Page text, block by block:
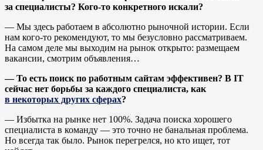
за специалисты? Кого-то конкретного искали?
— Мы здесь работаем в абсолютно рыночной истории. Если
нам кого-то рекомендуют, то мы безусловно рассматриваем.
На самом деле мы выходим на рынок открыто: размещаем
вакансии, смотрим объявления…
— То есть поиск по работным сайтам эффективен? В IT
сейчас нет борьбы за каждого специалиста, как
в некоторых других сферах?
— Избытка на рынке нет 100%. Задача поиска хорошего
специалиста в команду — это точно не банальная проблема.
Но всегда так было. Рынок перегрелся, но кто ищет, тот